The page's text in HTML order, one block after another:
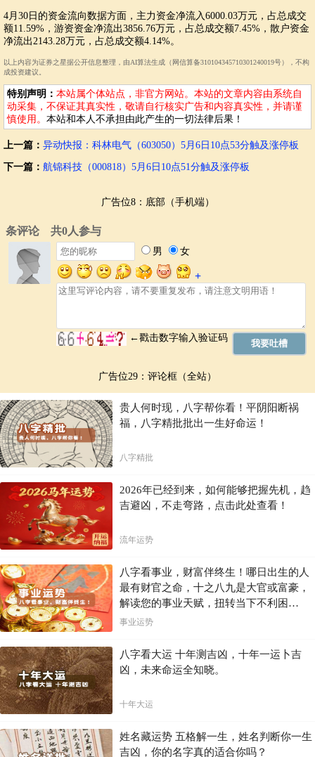
4月30日的资金流向数据方面，主力资金净流入6000.03万元，占总成交
额11.59%，游资资金净流出3856.76万元，占总成交额7.45%，散户资金
净流出2143.28万元，占总成交额4.14%。
以上内容为证券之星据公开信息整理，由AI算法生成（网信算备310104345710301240019号），不构
成投资建议。
特别声明： 本站属个体站点，非官方网站。本站的文章内容由系统自
动采集，不保证其真实性，敬请自行核实广告和内容真实性，并请谨
慎使用。 本站和本人不承担由此产生的一切法律后果！
上一篇： 异动快报：科林电气（603050）5月6日10点53分触及涨停板
下一篇： 航锦科技（000818）5月6日10点51分触及涨停板
广告位8：底部（手机端）
广告位29：评论框（全站）
贵人何时现，八字帮你看！平阴阳断祸
福，八字精批批出一生好命运！
八字精批
2026年已经到来，如何能够把握先机，趋
吉避凶，不走弯路，点击此处查看！
流年运势
八字看事业，财富伴终生！哪日出生的人
最有财官之命，十之八九是大官或富豪，
解读您的事业天赋，扭转当下不利困
局！！
事业运势
八字看大运 十年测吉凶，十年一运卜吉
凶，未来命运全知晓。
十年大运
姓名藏运势 五格解一生，姓名判断你一生
吉凶，你的名字真的适合你吗？